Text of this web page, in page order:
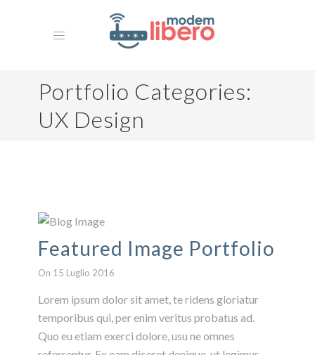
ARCHIVIO
Portfolio Categories:
UX Design
Featured Image Portfolio
On 15 Luglio 2016
Lorem ipsum dolor sit amet, te ridens gloriatur
temporibus qui, per enim veritus probatus ad.
Quo eu etiam exerci dolore, usu ne omnes